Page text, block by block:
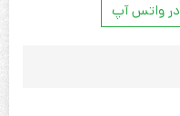
واتس آپ